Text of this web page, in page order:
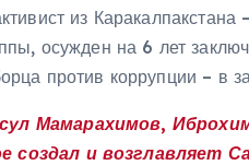
из
осужден на 6 лет
против коррупции – в
Мамарахимов,
создал и возглавляет